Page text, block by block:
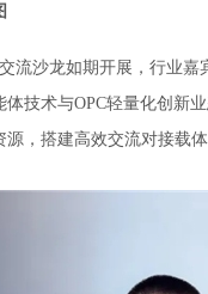
流沙龙如期开展，行业
技术与OPC轻量化创新
，搭建高效交流对接载